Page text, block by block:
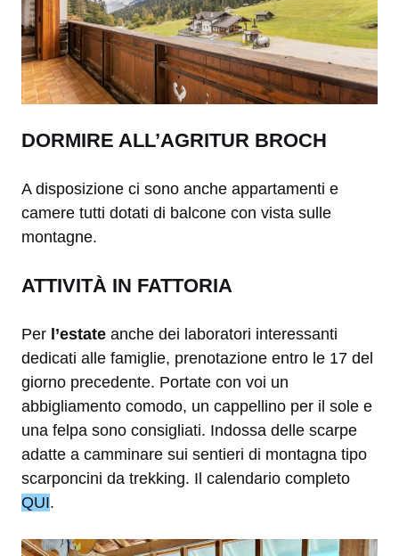
DORMIRE ALL’AGRITUR BROCH
A disposizione ci sono anche appartamenti e
camere tutti dotati di balcone con vista sulle
montagne.
ATTIVITÀ IN FATTORIA
Per l’estate anche dei laboratori interessanti
dedicati alle famiglie, prenotazione entro le 17 del
giorno precedente. Portate con voi un
abbigliamento comodo, un cappellino per il sole e
una felpa sono consigliati. Indossa delle scarpe
adatte a camminare sui sentieri di montagna tipo
scarponcini da trekking. Il calendario completo
QUI.